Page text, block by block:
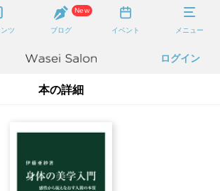
ツ
New
ブログ イベント メニュー
ログイン
本の詳細